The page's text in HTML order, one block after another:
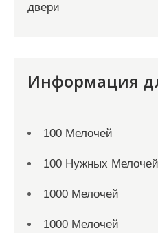
двери
Информация
100 Мелочей
100 Нужных Мелочей
1000 Мелочей
1000 Мелочей